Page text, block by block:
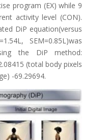
program (EX) while 9
activity level (CON).
DiP equation(versus
SEM=0.85L)was
the DiP method:
(total body pixels
-69.29694.